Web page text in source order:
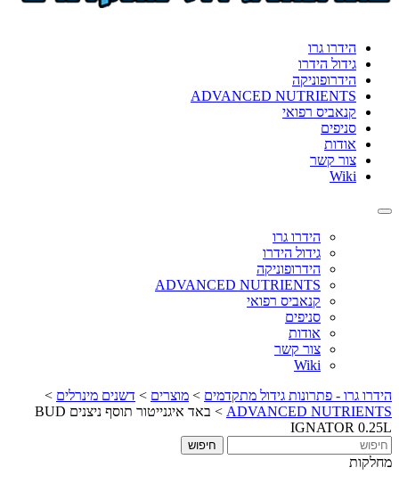
הידרו גרו
גידול הידרו
הידרופוניקה
ADVANCED NUTRIENTS
קנאביס רפואי
סניפים
אודות
צור קשר
Wiki
Toggle
הידרו גרו
גידול הידרו
הידרופוניקה
ADVANCED NUTRIENTS
קנאביס רפואי
סניפים
אודות
צור קשר
Wiki
הידרו גרו - פתרונות גידול מתקדמים > מוצרים > דשנים מינרלים >
ADVANCED NUTRIENTS
>
באד איגנייטור תוסף ניצנים BUD
IGNATOR 0.25L
מחלקות
format_underlined הוסף קו תחתון לקישורים
את
כל